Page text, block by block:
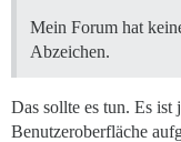
Mein Forum hat
Abzeichen.
Das sollte es tun. Es
Benutzeroberfläche